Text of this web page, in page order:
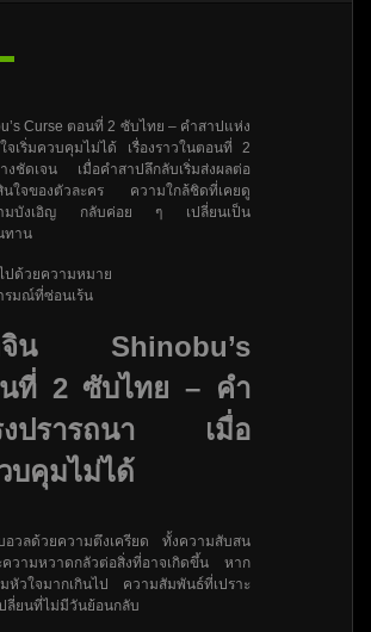
Curse ตอนที่ 2 ซับไทย – คำสาปแห่ง
จเริ่มควบคุมไม่ได้ เรื่องราวในตอนที่ 2
งชัดเจน เมื่อคำสาปลึกลับเริ่มส่งผลต่อ
นใจของตัวละคร ความใกล้ชิดที่เคยดู
วามบังเอิญ กลับค่อย ๆ เปลี่ยนเป็น
ทาน
ปด้วยความหมาย
รมณ์ที่ซ่อนเร้น
ดจิน Shinobu’s
ที่ 2 ซับไทย – คำ
งปรารถนา เมื่อ
บคุมไม่ได้
อวลด้วยความตึงเครียด ทั้งความสับสน
วามหวาดกลัวต่อสิ่งที่อาจเกิดขึ้น หาก
หัวใจมากเกินไป ความสัมพันธ์ที่เปราะ
ลี่ยนที่ไม่มีวันย้อนกลับ